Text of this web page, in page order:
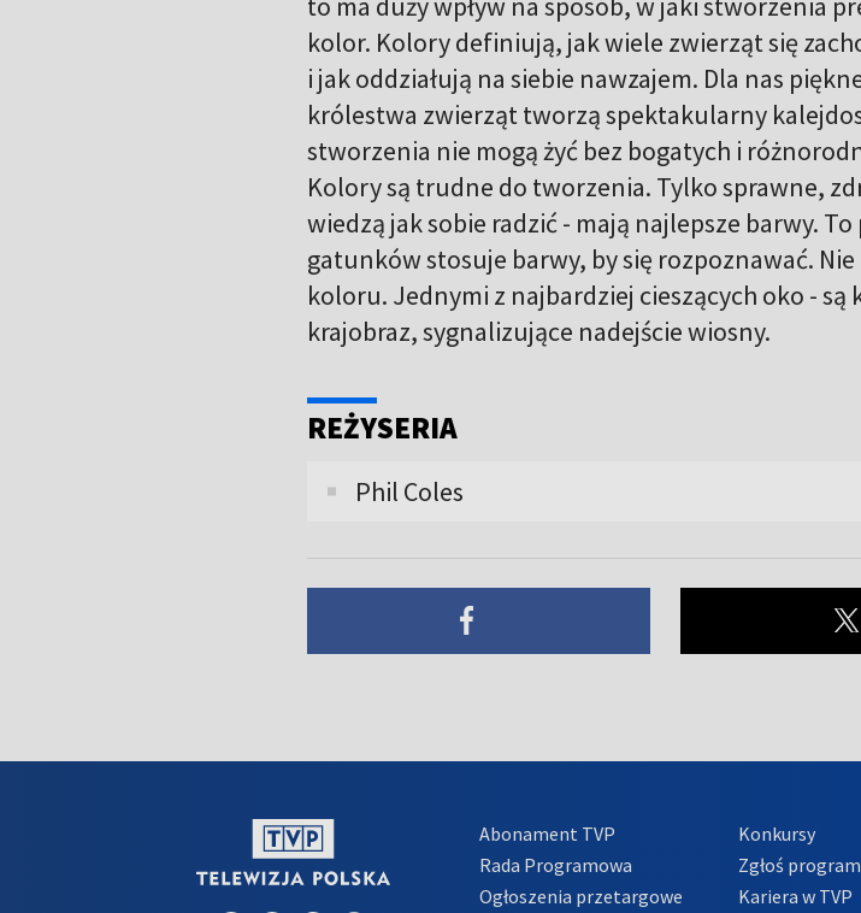
kolor. Kolory definiują, jak wiele zwierząt się
i jak oddziałują na siebie nawzajem. Dla nas
królestwa zwierząt tworzą spektakularny
stworzenia nie mogą żyć bez bogatych i
Kolory są trudne do tworzenia. Tylko sprawne,
wiedzą jak sobie radzić - mają najlepsze barwy.
gatunków stosuje barwy, by się rozpoznawać.
koloru. Jednymi z najbardziej cieszących oko - są
krajobraz, sygnalizujące nadejście wiosny.
REŻYSERIA
Phil Coles
Abonament TVP
Rada Programowa
Ogłoszenia przetargowe
Konkursy
Zgłoś
Kariera w TVP